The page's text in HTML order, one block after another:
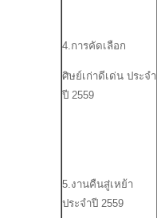
4.การคัดเลือก
ศิษย์เก่าดีเด่น ประจำ
ปี 2559
5.งานคืนสู่เหย้า
ประจำปี 2559